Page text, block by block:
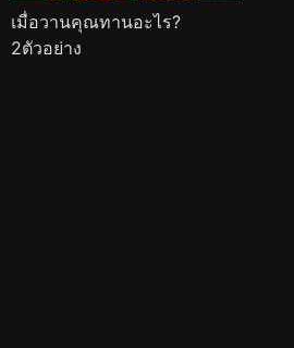
เมื่อวานคุณทานอะไร?
2ตัวอย่าง